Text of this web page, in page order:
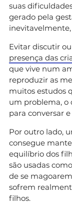
suas
gerado pela
inevitavelmente,
Evitar discutir
presença das
que vive num
reproduzir as
muitos estudos
um problema, o
para conversar
Por outro lado,
consegue
equilíbrio dos
são usadas
de se
sofrem
filhos.